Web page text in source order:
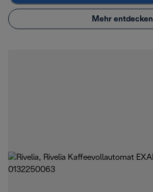
Mehr entdecken